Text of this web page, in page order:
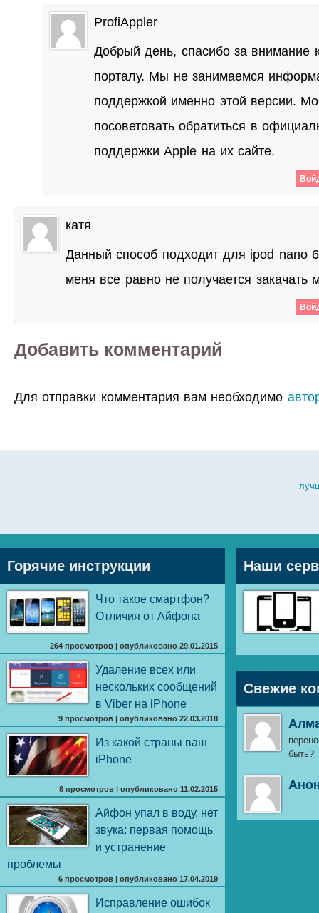
ProfiAppler
Добрый день, спасибо за внимание
порталу. Мы не занимаемся
поддержкой именно этой версии.
посоветовать обратиться в
поддержки Apple на их сайте.
катя
Данный способ подходит для ipod nano
меня все равно не получается закачать
Добавить комментарий
Для отправки комментария вам необходимо
Горячие инструкции
Что такое смартфон?
Отличия от Айфона
264 просмотров |опубликовано 29.01.2015
Удаление всех или
нескольких сообщений
в Viber на iPhone
9 просмотров |опубликовано 22.03.2018
Из какой страны ваш
iPhone
8 просмотров |опубликовано 11.02.2015
Айфон упал в воду, нет
звука: первая помощь
и устранение
проблемы
6 просмотров |опубликовано 17.04.2019
Исправление ошибок
Наши
Свежие
быть?